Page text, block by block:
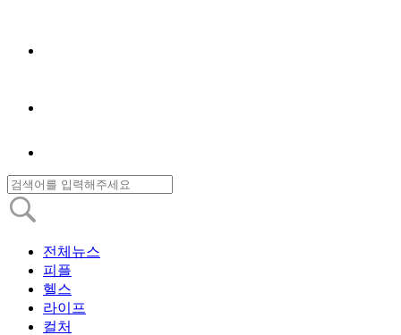
전체뉴스
피플
헬스
라이프
컬처